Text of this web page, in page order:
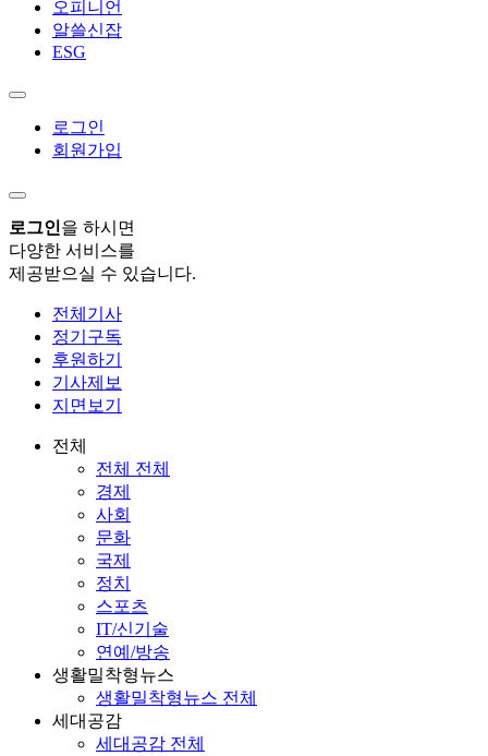
오피니언
알쓸신잡
ESG
로그인
회원가입
로그인을 하시면
다양한 서비스를
제공받으실 수 있습니다.
전체기사
정기구독
후원하기
기사제보
지면보기
전체
전체 전체
경제
사회
문화
국제
정치
스포츠
IT/신기술
연예/방송
생활밀착형뉴스
생활밀착형뉴스 전체
세대공감
세대공감 전체